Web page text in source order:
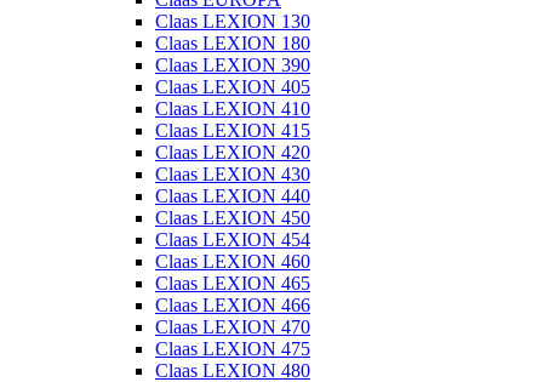
Claas LEXION 130
Claas LEXION 180
Claas LEXION 390
Claas LEXION 405
Claas LEXION 410
Claas LEXION 415
Claas LEXION 420
Claas LEXION 430
Claas LEXION 440
Claas LEXION 450
Claas LEXION 454
Claas LEXION 460
Claas LEXION 465
Claas LEXION 466
Claas LEXION 470
Claas LEXION 475
Claas LEXION 480